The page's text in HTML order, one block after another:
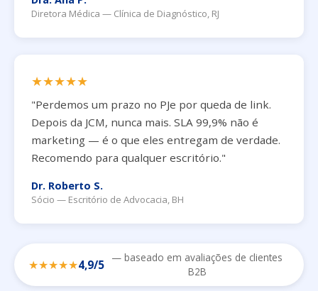
Diretora Médica — Clínica de Diagnóstico, RJ
★★★★★
"Perdemos um prazo no PJe por queda de link.
Depois da JCM, nunca mais. SLA 99,9% não é
marketing — é o que eles entregam de verdade.
Recomendo para qualquer escritório."
Dr. Roberto S.
Sócio — Escritório de Advocacia, BH
★★★★★4,9/5
— baseado em avaliações de clientes
B2B